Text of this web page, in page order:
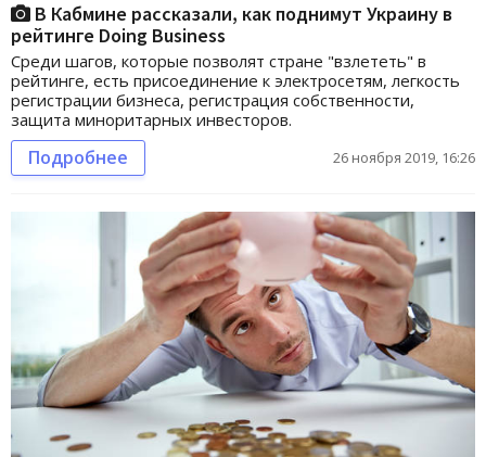
В Кабмине рассказали, как поднимут Украину в
рейтинге Doing Business
Среди шагов, которые позволят стране "взлететь" в
рейтинге, есть присоединение к электросетям, легкость
регистрации бизнеса, регистрация собственности,
защита миноритарных инвесторов.
Подробнее 26 ноября 2019, 16:26